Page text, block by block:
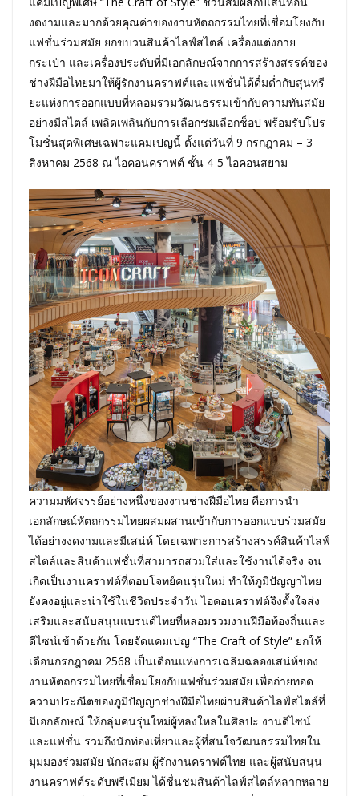
งดงามและมากด้วยคุณค่าของงานหัตถกรรมไทยที่เชื่อมโยงกับ
แฟชั่นร่วมสมัย ยกขบวนสินค้าไลฟ์สไตล์ เครื่องแต่งกาย
กระเป๋า และเครื่องประดับที่มีเอกลักษณ์จากการสร้างสรรค์ของ
ช่างฝีมือไทยมาให้ผู้รักงานคราฟต์และแฟชั่นได้ดื่มด่ำกับสุนทรี
ยะแห่งการออกแบบที่หลอมรวมวัฒนธรรมเข้ากับความทันสมัย
อย่างมีสไตล์ เพลิดเพลินกับการเลือกชมเลือกช็อป พร้อมรับโปร
โมชั่นสุดพิเศษเฉพาะแคมเปญนี้ ตั้งแต่วันที่ 9 กรกฎาคม – 3
สิงหาคม 2568 ณ ไอคอนคราฟต์ ชั้น 4-5 ไอคอนสยาม
ความมหัศจรรย์อย่างหนึ่งของงานช่างฝีมือไทย คือการนำ
เอกลักษณ์หัตถกรรมไทยผสมผสานเข้ากับการออกแบบร่วมสมัย
ได้อย่างงดงามและมีเสน่ห์ โดยเฉพาะการสร้างสรรค์สินค้าไลฟ์
สไตล์และสินค้าแฟชั่นที่สามารถสวมใส่และใช้งานได้จริง จน
เกิดเป็นงานคราฟต์ที่ตอบโจทย์คนรุ่นใหม่ ทำให้ภูมิปัญญาไทย
ยังคงอยู่และน่าใช้ในชีวิตประจำวัน ไอคอนคราฟต์จึงตั้งใจส่ง
เสริมและสนับสนุนแบรนด์ไทยที่หลอมรวมงานฝีมือท้องถิ่นและ
ดีไซน์เข้าด้วยกัน โดยจัดแคมเปญ “The Craft of Style” ยกให้
เดือนกรกฎาคม 2568 เป็นเดือนแห่งการเฉลิมฉลองเสน่ห์ของ
งานหัตถกรรมไทยที่เชื่อมโยงกับแฟชั่นร่วมสมัย เพื่อถ่ายทอด
ความประณีตของภูมิปัญญาช่างฝีมือไทยผ่านสินค้าไลฟ์สไตล์ที่
มีเอกลักษณ์ ให้กลุ่มคนรุ่นใหม่ผู้หลงใหลในศิลปะ งานดีไซน์
และแฟชั่น รวมถึงนักท่องเที่ยวและผู้ที่สนใจวัฒนธรรมไทยใน
มุมมองร่วมสมัย นักสะสม ผู้รักงานคราฟต์ไทย และผู้สนับสนุน
งานคราฟต์ระดับพรีเมียม ได้ชื่นชมสินค้าไลฟ์สไตล์หลากหลาย